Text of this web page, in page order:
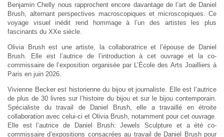
Benjamin Chelly nous rapprochent encore davantage de l’art de Daniel
Brush, alternant perspectives macroscopiques et microscopiques. Ce
voyage visuel inédit rend hommage à l’un des artistes les plus
fascinants du XXe siècle.
Olivia Brush est une artiste, la collaboratrice et l’épouse de Daniel
Brush. Elle est l’autrice de l’introduction à cet ouvrage et la co-
commissaire de l’exposition organisée par L’École des Arts Joailliers à
Paris en juin 2026.
Vivienne Becker est historienne du bijou et journaliste. Elle est l’autrice
de plus de 30 livres sur l’histoire du bijou et sur le bijou contemporain.
Spécialiste du travail de Daniel Brush, elle a travaillé en étroite
collaboration avec celui-ci et Olivia Brush, notamment pour cet ouvrage.
Elle est l’autrice de Daniel Brush: Jewels Sculpture et a été co-
commissaire d’expositions consacrées au travail de Daniel Brush pour